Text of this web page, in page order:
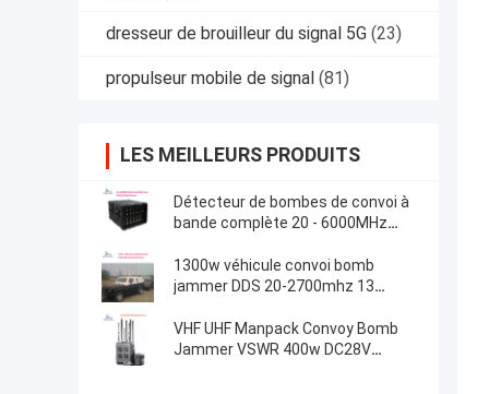
dresseur de brouilleur du signal 5G (23)
propulseur mobile de signal (81)
LES MEILLEURS PRODUITS
Détecteur de bombes de convoi à
bande complète 20 - 6000MHz
720w
1300w véhicule convoi bomb
jammer DDS 20-2700mhz 13
VHF UHF Manpack Convoy Bomb
Jammer VSWR 400w DC28V